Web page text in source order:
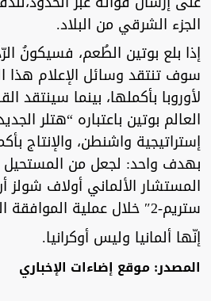
الجزء الشرقي من البلاد.
إذا بلع بوتين الطُعم، فسيكونُ
سوف تنتقد وسائل الإعلام هذا
لأوروبا بأكملها، بينما سينتقد
العالم بوتين باعتباره “هتلر
إستراتيجية واشنطن، والإنتاج
بهدف واحد: لجعل من
المستشار الألماني أولاف شولز
ستريم-2″ خلال عملية الموافقة النهائية.
إنّها ألمانيا وليس أوكرانيا.
المصدر: موقع إضاءات الإخباري